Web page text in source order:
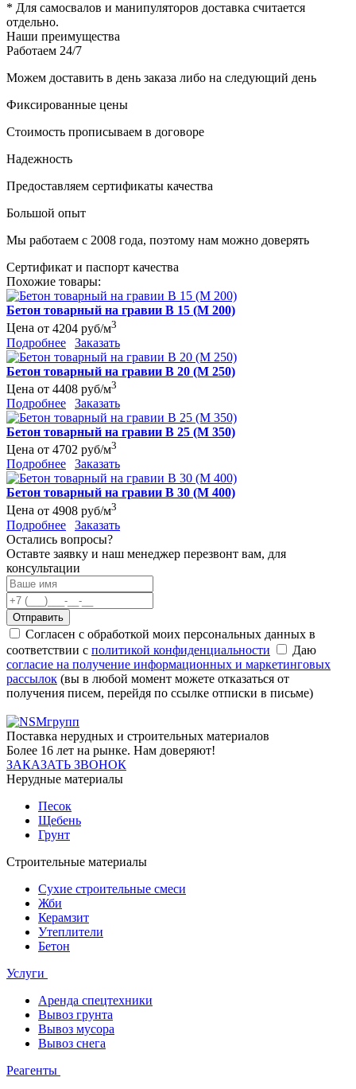
* Для самосвалов и манипуляторов доставка считается
отдельно.
Наши преимущества
Работаем 24/7
Можем доставить в день заказа либо на следующий день
Фиксированные цены
Стоимость прописываем в договоре
Надежность
Предоставляем сертификаты качества
Большой опыт
Мы работаем с 2008 года, поэтому нам можно доверять
Сертификат и паспорт качества
Похожие товары:
Бетон товарный на гравии B 15 (M 200)
Цена от 4204 руб/м3
Подробнее Заказать
Бетон товарный на гравии B 20 (M 250)
Цена от 4408 руб/м3
Подробнее Заказать
Бетон товарный на гравии B 25 (M 350)
Цена от 4702 руб/м3
Подробнее Заказать
Бетон товарный на гравии B 30 (M 400)
Цена от 4908 руб/м3
Подробнее
Заказать
Остались вопросы?
Оставте заявку и наш менеджер перезвонт вам, для
консультации
Отправить
Согласен с обработкой моих персональных данных в
соответствии с политикой конфиденциальности
Даю
согласие на получение информационных и маркетинговых
рассылок (вы в любой момент можете отказаться от
получения писем, перейдя по ссылке отписки в письме)
Поставка нерудных и строительных материалов
Более 16 лет на рынке. Нам доверяют!
ЗАКАЗАТЬ ЗВОНОК
Нерудные материалы
Песок
Щебень
Грунт
Строительные материалы
Сухие строительные смеси
Жби
Керамзит
Утеплители
Бетон
Услуги
Аренда спецтехники
Вывоз грунта
Вывоз мусора
Вывоз снега
Реагенты